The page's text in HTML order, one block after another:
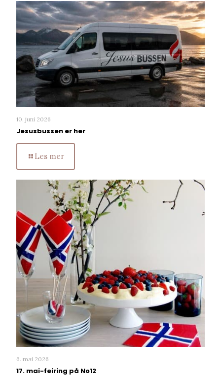
10. juni 2026
Jesusbussen er her
Les mer
6. mai 2026
17. mai-feiring på No12